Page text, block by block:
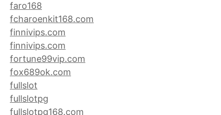
faro168
fcharoenkit168.com
finnivips.com
finnivips.com
fortune99vip.com
fox689ok.com
fullslot
fullslotpg
fullslotpg168.com